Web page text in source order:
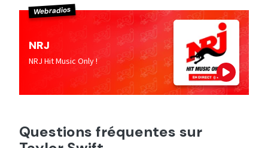
Webradios
NRJ
NRJ Hit Music Only !
Questions fréquentes sur